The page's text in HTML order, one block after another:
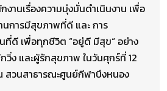
านเรื่องความมุ่งมั่นดำเนินงาน เพื่อ
การมีสุขภาพที่ดี และ การ
ที่ดี เพื่อทุกชีวิต “อยู่ดี มีสุข“ อย่าง
ง และผู้รักสุขภาพ ในวันศุกร์ที่ 12
วนสาธารณะศูนย์กีฬาบึงหนอง